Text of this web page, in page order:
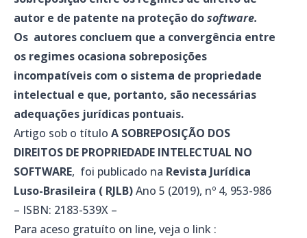
autor e de patente na proteção dosoftware.
Os autores concluem que a convergência entre
os regimes ocasiona sobreposições
incompatíveis com o sistema de propriedade
intelectual e que, portanto, são necessárias
adequações jurídicas pontuais.
Artigo sob o título A SOBREPOSIÇÃO DOS
DIREITOS DE PROPRIEDADE INTELECTUAL NO
SOFTWARE, foi publicado na Revista Jurídica
Luso-Brasileira ( RJLB)Ano 5 (2019), nº 4, 953-986
– ISBN: 2183-539X –
Para aceso gratuíto on line, veja o link :